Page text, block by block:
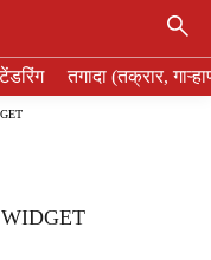
टेंडरिंग तगादा (तक्रार,